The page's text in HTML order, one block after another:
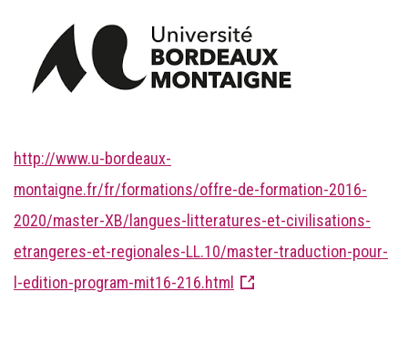
http://www.u-bordeaux-
montaigne.fr/fr/formations/offre-de-formation-2016-
2020/master-XB/langues-litteratures-et-civilisations-
etrangeres-et-regionales-LL.10/master-traduction-pour-
l-edition-program-mit16-216.html